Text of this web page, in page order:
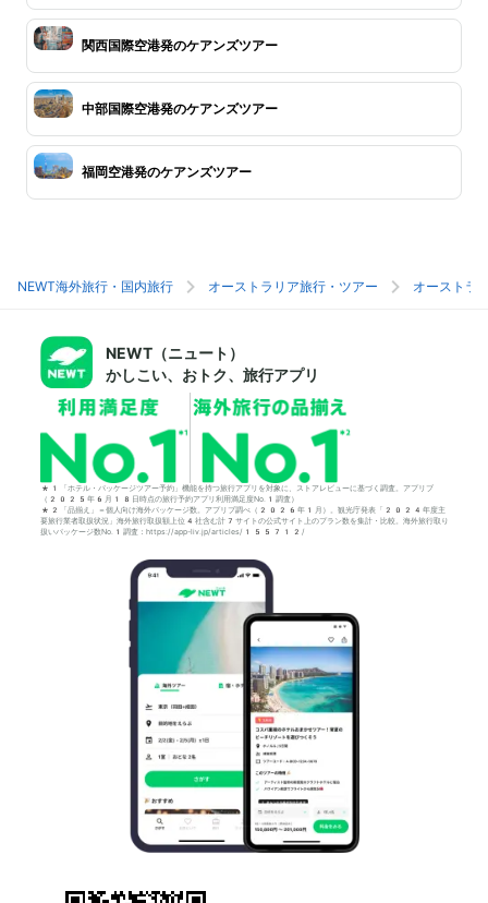
関西国際空港発のケアンズツアー
中部国際空港発のケアンズツアー
福岡空港発のケアンズツアー
NEWT海外旅行・国内旅行 オーストラリア旅行・ツアー オーストラ
NEWT（ニュート）
かしこい、おトク、旅行アプリ
*1「ホテル・パッケージツアー予約」機能を持つ旅行アプリを対象に、ストアレビューに基づく調査。アプリブ
（2025年6月18日時点の旅行予約アプリ利用満足度No.1調査）
*2「品揃え」＝個人向け海外パッケージ数。アプリブ調べ（2026年1月）。観光庁発表「2024年度主
要旅行業者取扱状況」海外旅行取扱額上位4社含む計7サイトの公式サイト上のプラン数を集計・比較。海外旅行取り
扱いパッケージ数No.1調査：https://app-liv.jp/articles/155712/